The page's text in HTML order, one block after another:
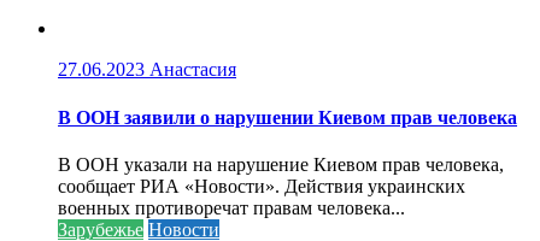
27.06.2023 Анастасия
В ООН заявили о нарушении Киевом прав человека
В ООН указали на нарушение Киевом прав человека,
сообщает РИА «Новости». Действия украинских
военных противоречат правам человека...
Зарубежье Новости